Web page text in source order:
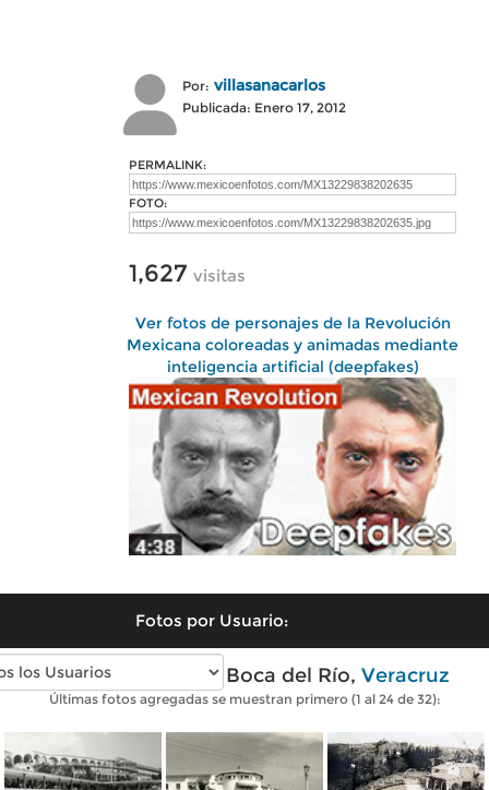
Por: villasanacarlos
Publicada: Enero 17, 2012
PERMALINK:
FOTO:
1,627 visitas
Ver fotos de personajes de la Revolución
Mexicana coloreadas y animadas mediante
inteligencia artificial (deepfakes)
Fotos por Usuario:
Fotos antiguas de Boca del Río, Veracruz
Últimas fotos agregadas se muestran primero (1 al 24 de 32):